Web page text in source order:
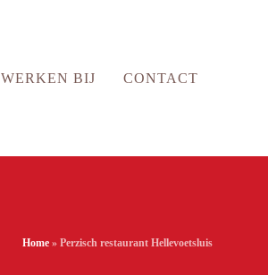
WERKEN BIJ CONTACT
Home » Perzisch restaurant Hellevoetsluis